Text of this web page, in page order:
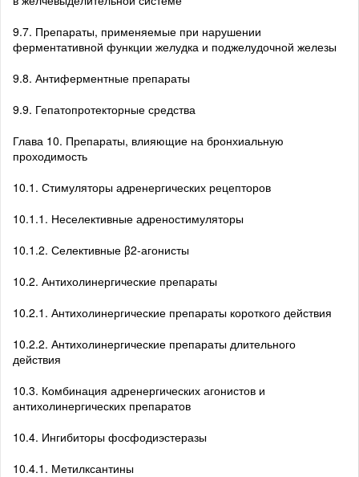
9.7. Препараты, применяемые при нарушении
ферментативной функции желудка и поджелудочной железы
9.8. Антиферментные препараты
9.9. Гепатопротекторные средства
Глава 10. Препараты, влияющие на бронхиальную
проходимость
10.1. Стимуляторы адренергических рецепторов
10.1.1. Неселективные адреностимуляторы
10.1.2. Селективные β2-агонисты
10.2. Антихолинергические препараты
10.2.1. Антихолинергические препараты короткого действия
10.2.2. Антихолинергические препараты длительного
действия
10.3. Комбинация адренергических агонистов и
антихолинергических препаратов
10.4. Ингибиторы фосфодиэстеразы
10.4.1. Метилксантины